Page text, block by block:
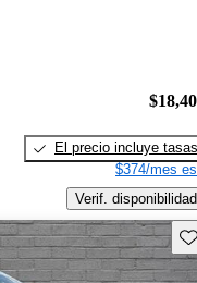
El precio incluye tasas
$374/mes
Verif. disponibilidad